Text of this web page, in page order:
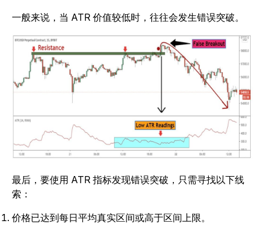
一般来说，当 ATR 价值较低时，往往会发生错误突破。
最后，要使用 ATR 指标发现错误突破，只需寻找以下线
索：
价格已达到每日平均真实区间或高于区间上限。